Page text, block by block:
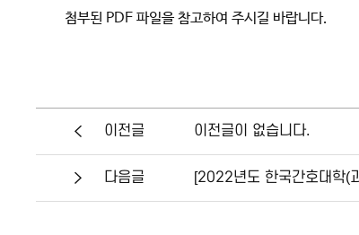
첨부된 PDF 파일을 참고하여 주시길 바랍니다.
이전글 이전글이 없습니다.
다음글 [2022년도 한국간호대학(